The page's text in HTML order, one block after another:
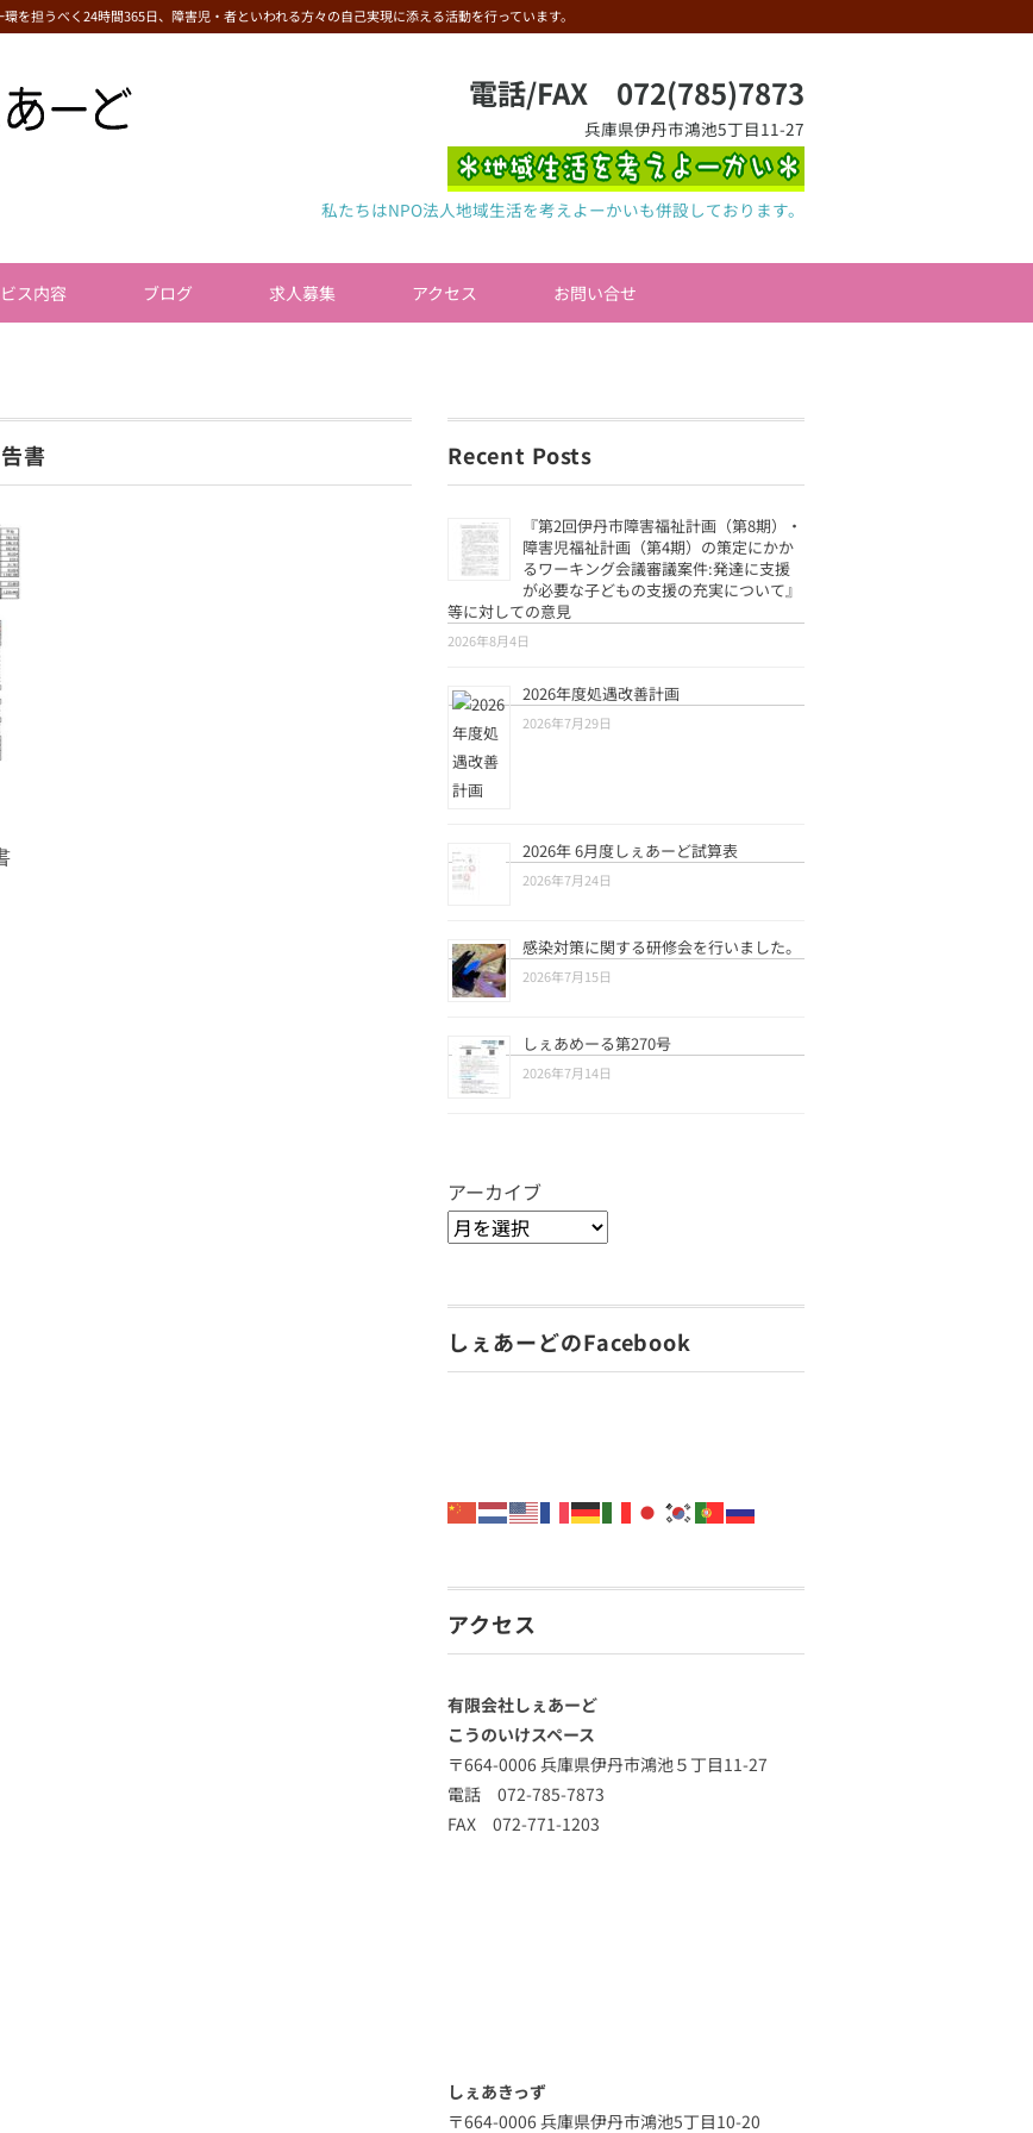
を担うべく24時間365日、障害児・者といわれる方々の自己実現に添える活動を行っています。
電話/FAX 072(785)7873
兵庫県伊丹市鴻池5丁目11-27
私たちはNPO法人地域生活を考えよーかいも併設しております。
ス内容 ブログ 求人募集 アクセス お問い合せ
書 Recent Posts
『第2回伊丹市障害福祉計画（第8期）・
障害児福祉計画（第4期）の策定にかか
るワーキング会議審議案件:発達に支援
が必要な子どもの支援の充実について』
等に対しての意見
2026年8月4日
2026年度処遇改善計画
2026年7月29日
2026年 6月度しぇあーど試算表
2026年7月24日
感染対策に関する研修会を行いました。
2026年7月15日
しぇあめーる第270号
2026年7月14日
アーカイブ
しぇあーどのFacebook
アクセス
有限会社しぇあーど
こうのいけスペース
〒664-0006 兵庫県伊丹市鴻池５丁目11-27
電話 072-785-7873
FAX 072-771-1203
しぇあきっず
〒664-0006 兵庫県伊丹市鴻池5丁目10-20